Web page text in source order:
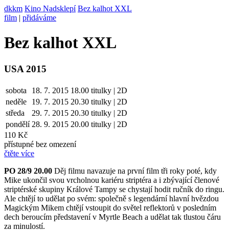
dkkm Kino Nadsklepí Bez kalhot XXL
film | přidáváme
Bez kalhot XXL
USA 2015
sobota 18. 7. 2015 18.00 titulky | 2D
neděle
19. 7. 2015 20.30 titulky | 2D
středa
29. 7. 2015 20.30 titulky | 2D
pondělí 28. 9. 2015 20.00 titulky | 2D
110 Kč
přístupné bez omezení
čtěte více
PO 28/9 20.00 Děj filmu navazuje na první film tři roky poté, kdy
Mike ukončil svou vrcholnou kariéru striptéra a i zbývající členové
striptérské skupiny Králové Tampy se chystají hodit ručník do ringu.
Ale chtějí to udělat po svém: společně s legendární hlavní hvězdou
Magickým Mikem chtějí vstoupit do světel reflektorů v posledním
dech beroucím představení v Myrtle Beach a udělat tak tlustou čáru
za minulostí.